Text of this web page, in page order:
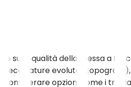
qualità della messa a
evolute
opzioni come i